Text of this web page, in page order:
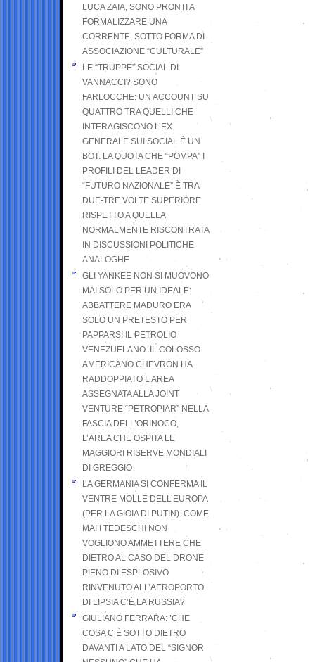
LUCA ZAIA, SONO PRONTI A
FORMALIZZARE UNA
CORRENTE, SOTTO FORMA DI
ASSOCIAZIONE “CULTURALE”
LE “TRUPPE” SOCIAL DI
VANNACCI? SONO
FARLOCCHE: UN ACCOUNT SU
QUATTRO TRA QUELLI CHE
INTERAGISCONO L’EX
GENERALE SUI SOCIAL È UN
BOT. LA QUOTA CHE “POMPA” I
PROFILI DEL LEADER DI
“FUTURO NAZIONALE” È TRA
DUE-TRE VOLTE SUPERIORE
RISPETTO A QUELLA
NORMALMENTE RISCONTRATA
IN DISCUSSIONI POLITICHE
ANALOGHE
GLI YANKEE NON SI MUOVONO
MAI SOLO PER UN IDEALE:
ABBATTERE MADURO ERA
SOLO UN PRETESTO PER
PAPPARSI IL PETROLIO
VENEZUELANO .IL COLOSSO
AMERICANO CHEVRON HA
RADDOPPIATO L’AREA
ASSEGNATA ALLA JOINT
VENTURE “PETROPIAR” NELLA
FASCIA DELL’ORINOCO,
L’AREA CHE OSPITA LE
MAGGIORI RISERVE MONDIALI
DI GREGGIO
LA GERMANIA SI CONFERMA IL
VENTRE MOLLE DELL’EUROPA
(PER LA GIOIA DI PUTIN). COME
MAI I TEDESCHI NON
VOGLIONO AMMETTERE CHE
DIETRO AL CASO DEL DRONE
PIENO DI ESPLOSIVO
RINVENUTO ALL’AEROPORTO
DI LIPSIA C’È LA RUSSIA?
GIULIANO FERRARA: ’CHE
COSA C’È SOTTO DIETRO
DAVANTI A LATO DEL “SIGNOR